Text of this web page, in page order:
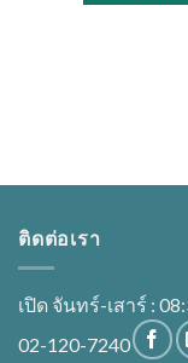
the
page
ติดต่อเรา
เปิด จันทร์-เสาร์ :
02-120-7240